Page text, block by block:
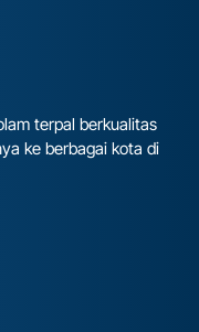
terpal berkualitas
ke berbagai kota di